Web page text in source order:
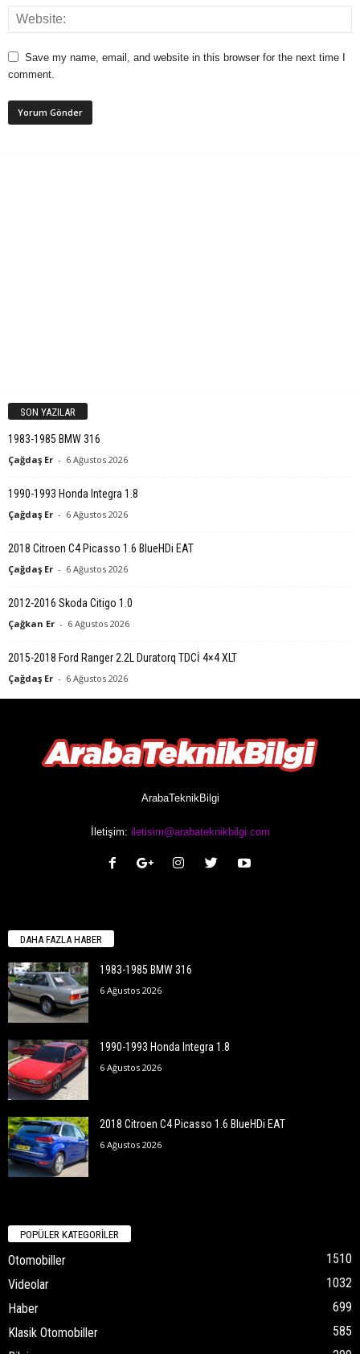
Save my name, email, and website in this browser for the next time I
comment.
SON YAZILAR
1983-1985 BMW 316
Çağdaş Er - 6 Ağustos 2026
1990-1993 Honda Integra 1.8
Çağdaş Er - 6 Ağustos 2026
2018 Citroen C4 Picasso 1.6 BlueHDi EAT
Çağdaş Er - 6 Ağustos 2026
2012-2016 Skoda Citigo 1.0
Çağkan Er - 6 Ağustos 2026
2015-2018 Ford Ranger 2.2L Duratorq TDCİ 4×4 XLT
Çağdaş Er - 6 Ağustos 2026
ArabaTeknikBilgi
İletişim: iletisim@arabateknikbilgi.com
DAHA FAZLA HABER
1983-1985 BMW 316
6 Ağustos 2026
1990-1993 Honda Integra 1.8
6 Ağustos 2026
2018 Citroen C4 Picasso 1.6 BlueHDi EAT
6 Ağustos 2026
POPÜLER KATEGORİLER
Otomobiller
1510
Videolar
1032
Haber
699
Klasik Otomobiller
585